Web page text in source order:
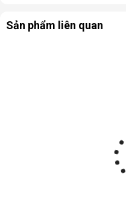
Sản phẩm liên quan